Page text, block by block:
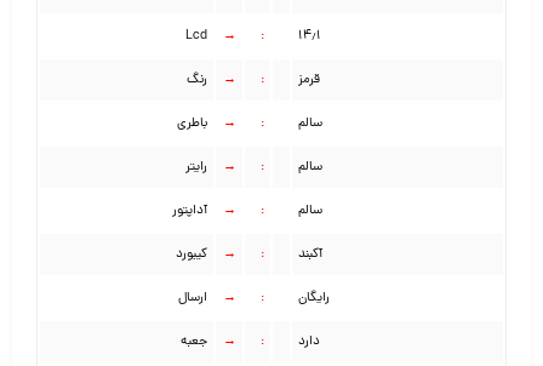
۱۴٫۱ :
→
Lcd
قرمز :
→ رنگ
سالم :
→ باطری
سالم :
→ رایتر
سالم :
→ آداپتور
آکبند :
→ کیبورد
رایگان :
→ ارسال
دارد :
→ جعبه